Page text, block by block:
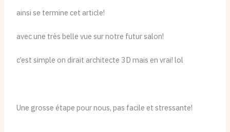
ainsi se termine cet article!
avec une très belle vue sur notre futur salon!
c’est simple on dirait architecte 3D mais en vrai! lol
Une grosse étape pour nous, pas facile et stressante!